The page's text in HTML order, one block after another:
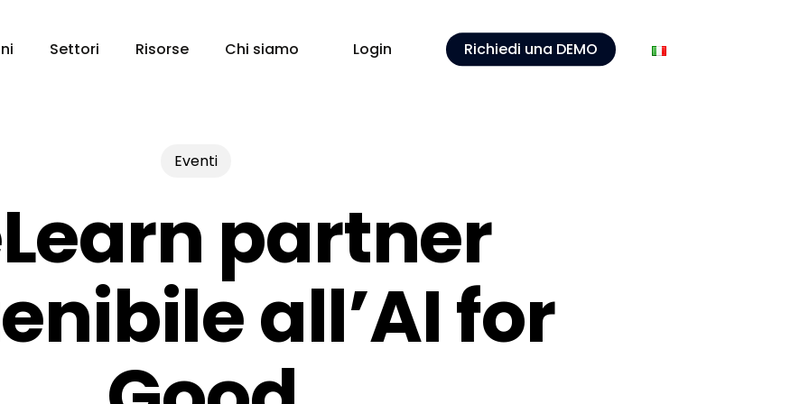
Settori Risorse Chi siamo Login Richiedi una DEMO
Eventi
partner
all’AI for